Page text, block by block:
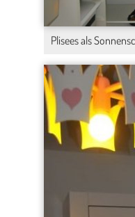
Plisees als